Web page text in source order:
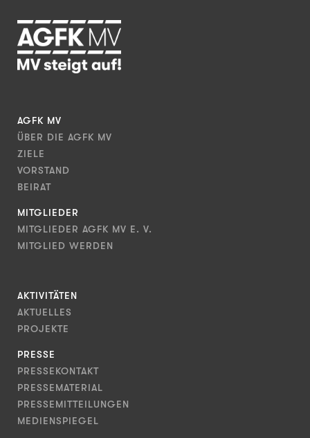
AGFK MV
ÜBER DIE AGFK MV
ZIELE
VORSTAND
BEIRAT
MITGLIEDER
MITGLIEDER AGFK MV E. V.
MITGLIED WERDEN
AKTIVITÄTEN
AKTUELLES
PROJEKTE
PRESSE
PRESSEKONTAKT
PRESSEMATERIAL
PRESSEMITTEILUNGEN
MEDIENSPIEGEL